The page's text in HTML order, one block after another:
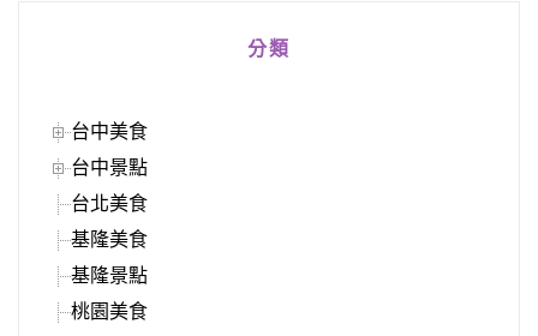
分類
台中美食
台中景點
台北美食
基隆美食
基隆景點
桃園美食